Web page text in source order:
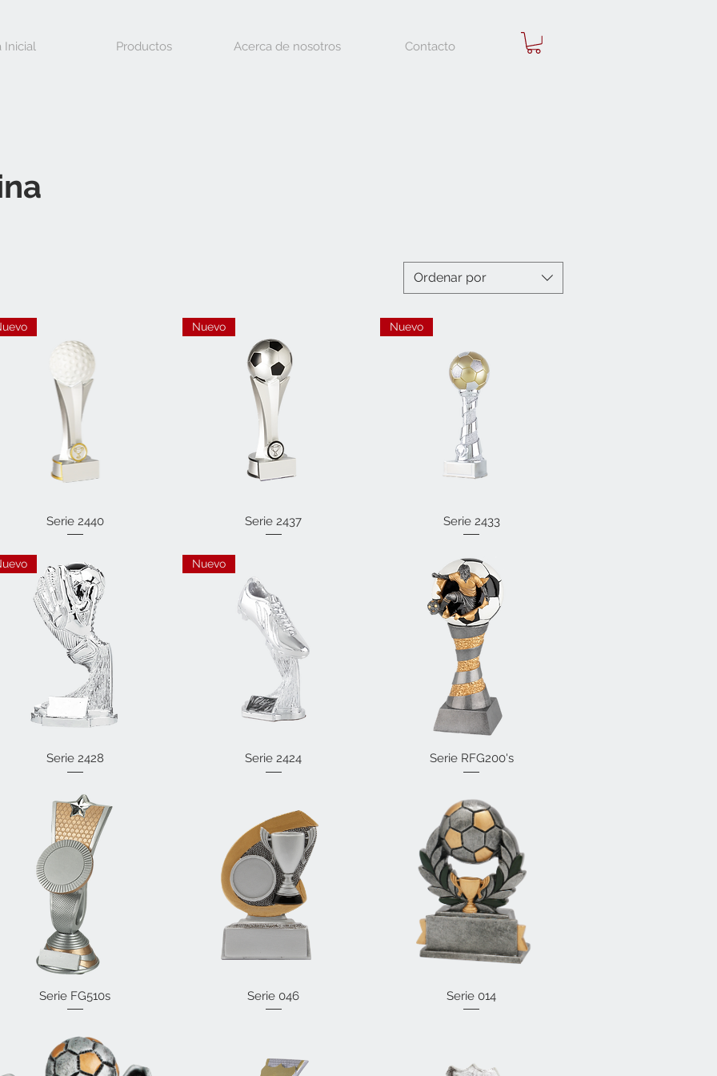
Inicial Productos Acerca de nosotros Contacto
Ordenar por
Vista rápida
Serie 2440 Vista rápida
Nuevo
Serie 2437 Vista rápida
Nuevo
Serie 2433
Vista rápida
Serie 2428 Vista rápida
Nuevo
Serie 2424 Vista rápida
Serie RFG200's
Vista rápida
Serie FG510s Vista rápida
Serie 046 Vista rápida
Serie 014